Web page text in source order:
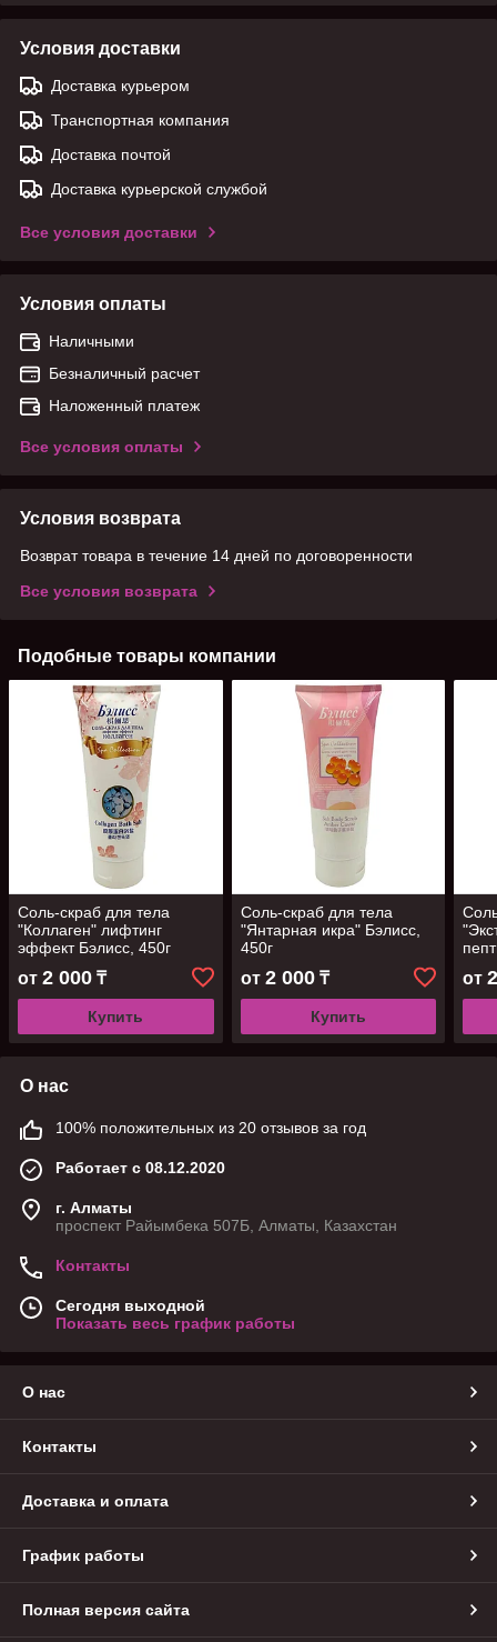
Условия доставки
Доставка курьером
Транспортная компания
Доставка почтой
Доставка курьерской службой
Все условия доставки
Условия оплаты
Наличными
Безналичный расчет
Наложенный платеж
Все условия оплаты
Условия возврата
Возврат товара в течение 14 дней по договоренности
Все условия возврата
Подобные товары компании
Соль-скраб для тела
"Коллаген" лифтинг
эффект Бэлисс, 450г
от 2 000 ₸
Купить
Соль-скраб для тела
"Янтарная икра" Бэлисс,
450г
от 2 000₸
Купить
от
О нас
100% положительных из 20 отзывов за год
Работает с 08.12.2020
г. Алматы
проспект Райымбека 507Б, Алматы, Казахстан
Контакты
Сегодня выходной
Показать весь график работы
О нас
Контакты
Доставка и оплата
График работы
Полная версия сайта